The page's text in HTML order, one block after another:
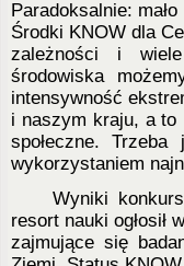
Paradoksalnie:
Środki KNOW dla
zależności i
środowiska
intensywność
i naszym kraju, a to
społeczne.
wykorzystaniem
Wyniki
resort nauki ogłosił
zajmujące się